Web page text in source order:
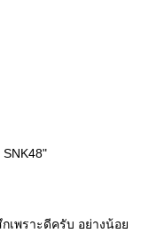
กเพราะดีครับ อย่างน้อ